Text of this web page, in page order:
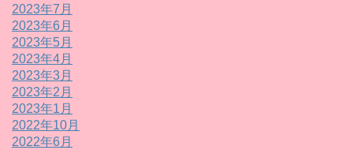
2023年7月
2023年6月
2023年5月
2023年4月
2023年3月
2023年2月
2023年1月
2022年10月
2022年6月